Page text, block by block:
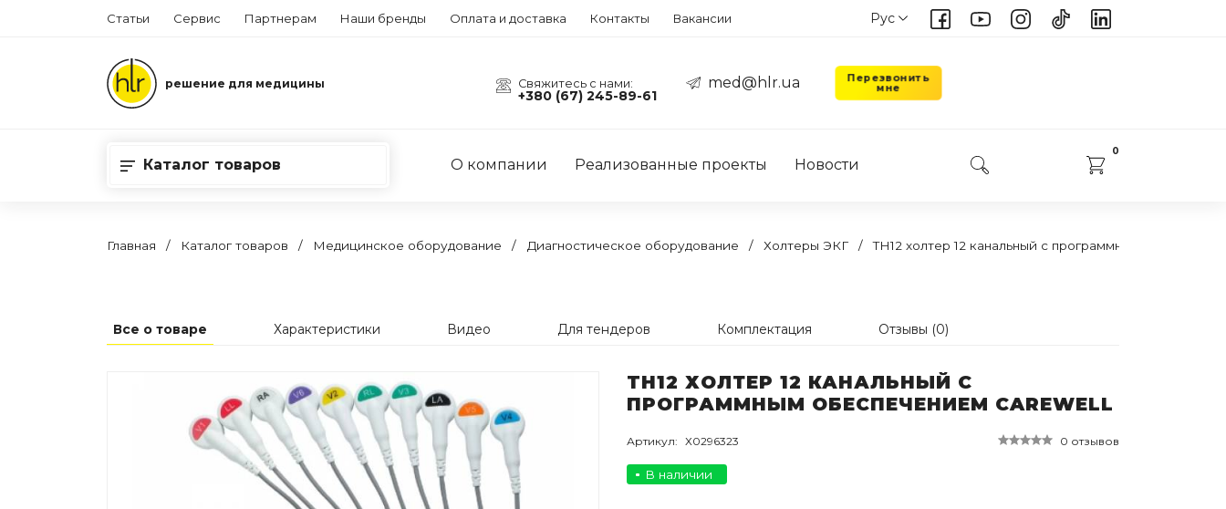
Статьи Сервис Партнерам Наши бренды Оплата и доставка Контакты Вакансии
Рус
решение для медицины Свяжитесь с нами:
+380 (67) 245-89-61
med@hlr.ua Перезвонить
мне
Каталог товаров О компании Реализованные проекты Новости
0
Главная Каталог товаров Медицинское оборудование Диагностическое оборудование Холтеры ЭКГ TH12 холтер 12 канальный с программным
Все о товаре Характеристики Видео Для тендеров Комплектация Отзывы (0)
TH12 ХОЛТЕР 12 КАНАЛЬНЫЙ С
ПРОГРАММНЫМ ОБЕСПЕЧЕНИЕМ CAREWELL
Артикул: Х0296323 0 отзывов
В наличии